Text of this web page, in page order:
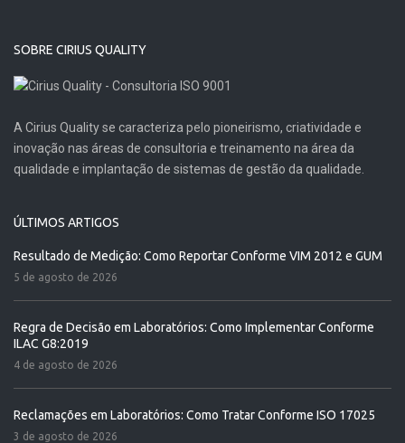
SOBRE CIRIUS QUALITY
A Cirius Quality se caracteriza pelo pioneirismo, criatividade e
inovação nas áreas de consultoria e treinamento na área da
qualidade e implantação de sistemas de gestão da qualidade.
ÚLTIMOS ARTIGOS
Resultado de Medição: Como Reportar Conforme VIM 2012 e GUM
5 de agosto de 2026
Regra de Decisão em Laboratórios: Como Implementar Conforme
ILAC G8:2019
4 de agosto de 2026
Reclamações em Laboratórios: Como Tratar Conforme ISO 17025
3 de agosto de 2026